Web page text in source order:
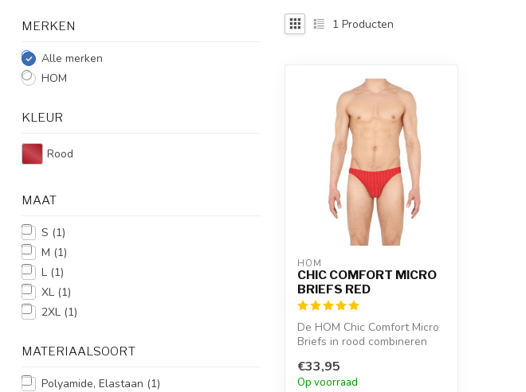
MERKEN
Alle merken
HOM
KLEUR
Rood
MAAT
S (1)
M (1)
L (1)
XL (1)
2XL (1)
MATERIAALSOORT
Polyamide, Elastaan (1)
1 Producten
HOM
CHIC COMFORT MICRO
BRIEFS RED
De HOM Chic Comfort Micro
Briefs in rood combineren
ve...
€33,95
Op voorraad